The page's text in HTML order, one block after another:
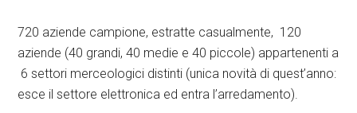
720 aziende campione, estratte casualmente, 120
aziende (40 grandi, 40 medie e 40 piccole) appartenenti a
6 settori merceologici distinti (unica novità di quest’anno:
esce il settore elettronica ed entra l’arredamento).